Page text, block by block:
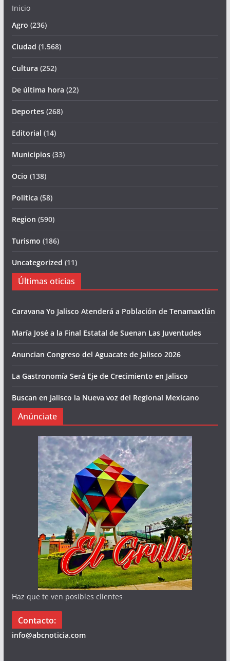
Inicio
Agro (236)
Ciudad (1.568)
Cultura (252)
De última hora (22)
Deportes(268)
Editorial (14)
Municipios(33)
Ocio (138)
Politica (58)
Region (590)
Turismo (186)
Uncategorized (11)
Últimas oticias
Caravana Yo Jalisco Atenderá a Población de Tenamaxtlán
María José a la Final Estatal de Suenan Las Juventudes
Anuncian Congreso del Aguacate de Jalisco 2026
La Gastronomía Será Eje de Crecimiento en Jalisco
Buscan en Jalisco la Nueva voz del Regional Mexicano
Anúnciate
Haz que te ven posibles clientes
Contacto:
info@abcnoticia.com